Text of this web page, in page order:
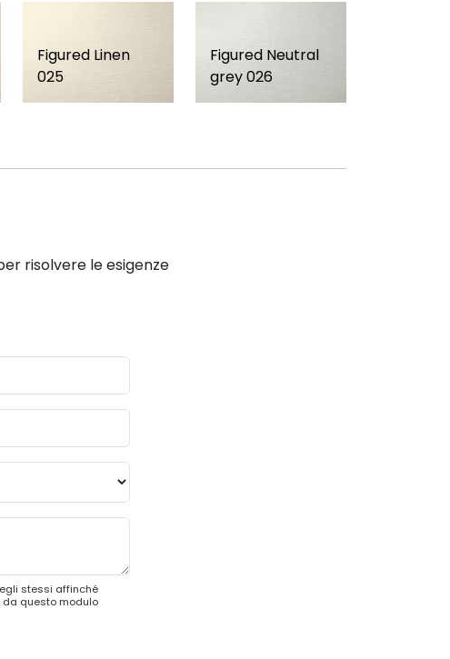
Figured Linen
025
Figured Neutral
grey 026
risolvere le esigenze
stessi affinché
questo modulo